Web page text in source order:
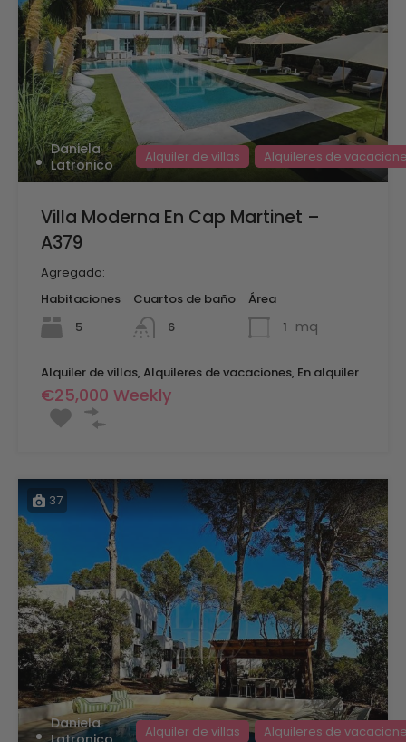
Daniela
Latronico
Alquiler de villas Alquileres de
Villa Moderna En Cap Martinet –
A379
Agregado:
Habitaciones
5
Cuartos de baño
6
Área
1 mq
Alquiler de villas, Alquileres de vacaciones, En alquiler
€25,000 Weekly
37
Daniela
Alquiler de villas Alquileres de